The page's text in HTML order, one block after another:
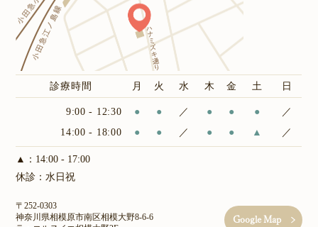
診療時間 月 火 水 木 金 土 日
9:00 - 12:30 ● ● ／ ● ● ●
／
14:00 - 18:00
● ● ／ ● ● ▲ ／
▲：14:00 - 17:00
休診：水日祝
〒252-0303
神奈川県相模原市南区相模大野8-6-6
Google Map